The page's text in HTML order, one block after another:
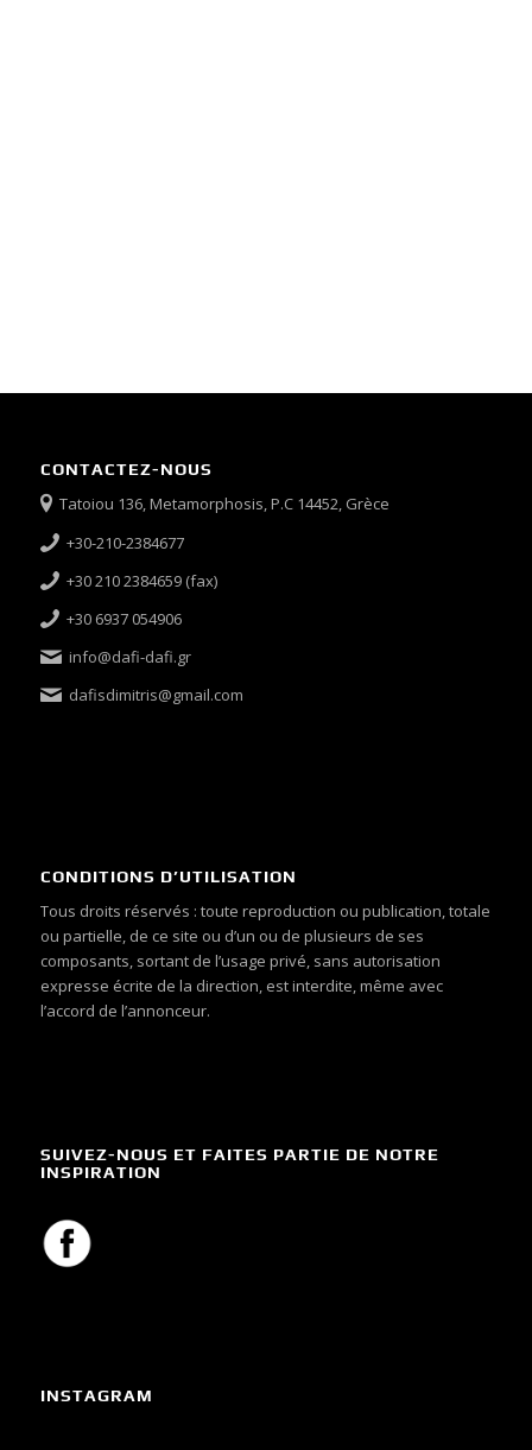
CONTACTEZ-NOUS
Tatoiou 136, Metamorphosis, P.C 14452, Grèce
+30-210-2384677
+30 210 2384659 (fax)
+30 6937 054906
info@dafi-dafi.gr
dafisdimitris@gmail.com
CONDITIONS D’UTILISATION
Tous droits réservés : toute reproduction ou publication, totale
ou partielle, de ce site ou d’un ou de plusieurs de ses
composants, sortant de l’usage privé, sans autorisation
expresse écrite de la direction, est interdite, même avec
l’accord de l’annonceur.
SUIVEZ-NOUS ET FAITES PARTIE DE NOTRE
INSPIRATION
INSTAGRAM